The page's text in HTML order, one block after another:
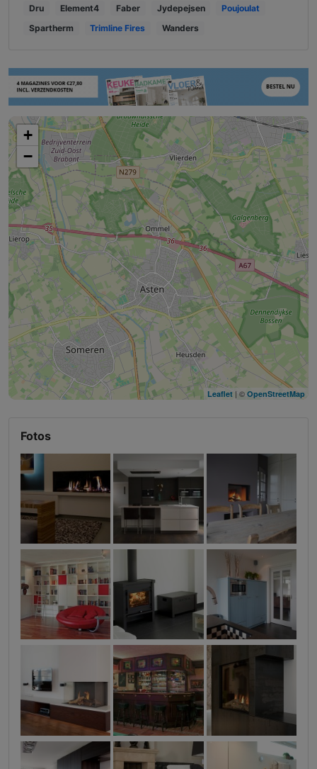
Dru Element4 Faber Jydepejsen
Poujoulat
Spartherm
Trimline Fires Wanders
+
−
Leaflet | © OpenStreetMap
Fotos